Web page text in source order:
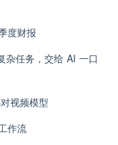
度财报
杂任务，交给 AI 一口
视频模型
作流